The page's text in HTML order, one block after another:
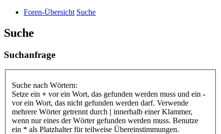
Foren-Übersicht Suche
Suche
Suchanfrage
Suche nach Wörtern:
Setze ein + vor ein Wort, das gefunden werden muss und ein -
vor ein Wort, das nicht gefunden werden darf. Verwende
mehrere Wörter getrennt durch | innerhalb einer Klammer,
wenn nur eines der Wörter gefunden werden muss. Benutze
ein * als Platzhalter für teilweise Übereinstimmungen.